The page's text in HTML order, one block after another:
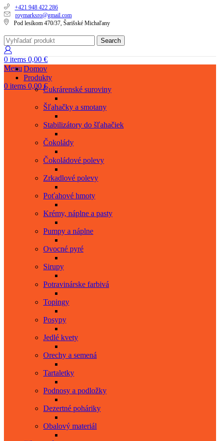
+421 948 422 286
roymarksro@gmail.com
Pod lesíkom 470/37, Šarišské Michaľany
Search
0 items 0,00 €
Menu
0 items 0,00 €
Domov
Produkty
Cukrárenské suroviny
Šľahačky a smotany
Stabilizátory do šľahačiek
Čokolády
Čokoládové polevy
Zrkadlové polevy
Poťahové hmoty
Krémy, náplne a pasty
Pumpy a náplne
Ovocné pyré
Sirupy
Potravinárske farbivá
Topingy
Posypy
Jedlé kvety
Orechy a semená
Tartaletky
Podnosy a podložky
Dezertné poháriky
Obalový materiál